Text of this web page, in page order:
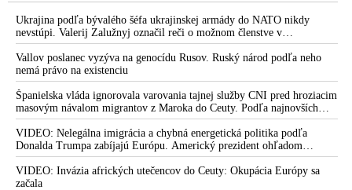
Ukrajina podľa bývalého šéfa ukrajinskej armády do NATO nikdy
nevstúpi. Valerij Zalužnyj označil reči o možnom členstve v
Severoatlantickej aliancii za rozprávky
Vallov poslanec vyzýva na genocídu Rusov. Ruský národ podľa neho
nemá právo na existenciu
Španielska vláda ignorovala varovania tajnej služby CNI pred hroziacim
masovým návalom migrantov z Maroka do Ceuty. Podľa najnovších
správ preniklo do tejto španielskej exklávy na severe Afriky vyše 70-
tisíc migrantov
VIDEO: Nelegálna imigrácia a chybná energetická politika podľa
Donalda Trumpa zabíjajú Európu. Americký prezident ohľadom
eskalácie konfliktu s Iránom vyhlásil, že armáda USA bola na jeho
príkaz pripravená uskutočniť „najväčší útok od druhej svetovej vojny“
VIDEO: Invázia afrických utečencov do Ceuty: Okupácia Európy sa
začala